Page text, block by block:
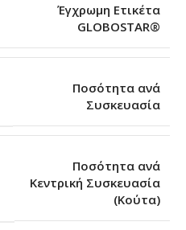
Έγχρωμη Ετικέτα
GLOBOSTAR®
Ποσότητα ανά
Συσκευασία
Ποσότητα ανά
Κεντρική Συσκευασία
(Κούτα)